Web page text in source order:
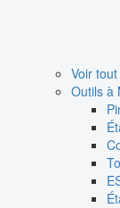
Voir
Outils à